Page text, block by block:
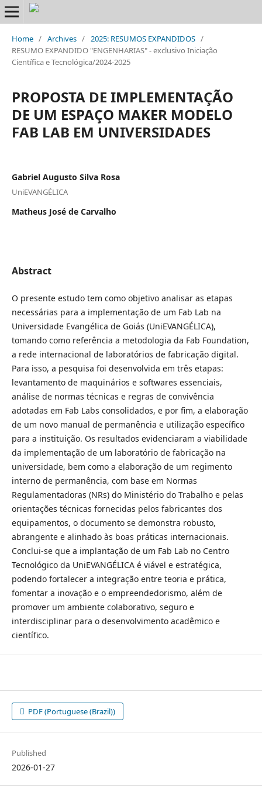
Home / Archives / 2025: RESUMOS EXPANDIDOS /
RESUMO EXPANDIDO "ENGENHARIAS" - exclusivo Iniciação
Científica e Tecnológica/2024-2025
PROPOSTA DE IMPLEMENTAÇÃO
DE UM ESPAÇO MAKER MODELO
FAB LAB EM UNIVERSIDADES
Gabriel Augusto Silva Rosa
UniEVANGÉLICA
Matheus José de Carvalho
Abstract
O presente estudo tem como objetivo analisar as etapas
necessárias para a implementação de um Fab Lab na
Universidade Evangélica de Goiás (UniEVANGÉLICA),
tomando como referência a metodologia da Fab Foundation,
a rede internacional de laboratórios de fabricação digital.
Para isso, a pesquisa foi desenvolvida em três etapas:
levantamento de maquinários e softwares essenciais,
análise de normas técnicas e regras de convivência
adotadas em Fab Labs consolidados, e por fim, a elaboração
de um novo manual de permanência e utilização específico
para a instituição. Os resultados evidenciaram a viabilidade
da implementação de um laboratório de fabricação na
universidade, bem como a elaboração de um regimento
interno de permanência, com base em Normas
Regulamentadoras (NRs) do Ministério do Trabalho e pelas
orientações técnicas fornecidas pelos fabricantes dos
equipamentos, o documento se demonstra robusto,
abrangente e alinhado às boas práticas internacionais.
Conclui-se que a implantação de um Fab Lab no Centro
Tecnológico da UniEVANGÉLICA é viável e estratégica,
podendo fortalecer a integração entre teoria e prática,
fomentar a inovação e o empreendedorismo, além de
promover um ambiente colaborativo, seguro e
interdisciplinar para o desenvolvimento acadêmico e
científico.
PDF (Portuguese (Brazil))
Published
2026-01-27